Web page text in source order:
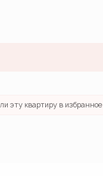
эту квартиру в избранное